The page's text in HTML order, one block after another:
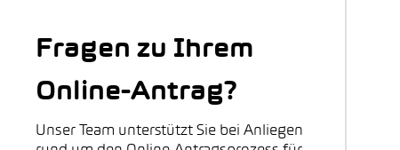
Fragen zu Ihrem
Online-Antrag?
Unser Team unterstützt Sie bei Anliegen